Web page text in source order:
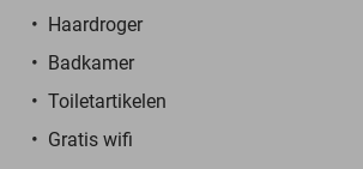
Haardroger
Badkamer
Toiletartikelen
Gratis wifi